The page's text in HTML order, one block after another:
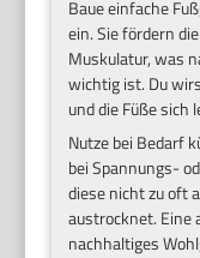
Baue einfache
ein. Sie fördern
Muskulatur, was
wichtig ist. Du
und die Füße sich
Nutze bei Bedarf
bei Spannungs-
diese nicht zu oft
austrocknet. Eine
nachhaltiges